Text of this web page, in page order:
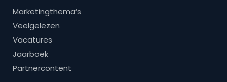
Marketingthema’s
Veelgelezen
Vacatures
Jaarboek
Partnercontent